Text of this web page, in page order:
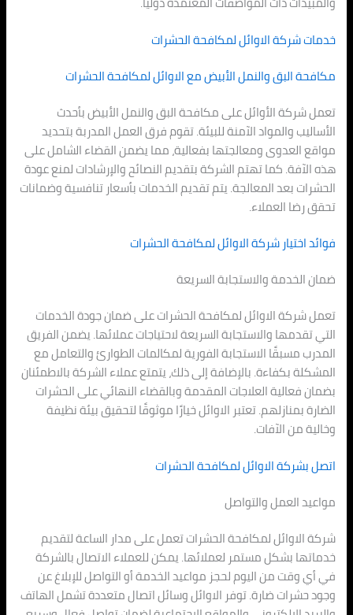
خدمات شركة الاوائل لمكافحة الحشرات
مكافحة البق والنمل الأبيض مع الاوائل لمكافحة الحشرات
تعمل شركة الأوائل على مكافحة البق والنمل الأبيض بأحدث
الأساليب والمواد الآمنة للبيئة. تقوم فرق العمل المدربة بتحديد
مواقع العدوى ومعالجتها بفعالية، مما يضمن القضاء الشامل على
هذه الآفة. كما تهتم الشركة بتقديم النصائح والإرشادات لمنع عودة
الحشرات بعد المعالجة. يتم تقديم الخدمات بأسعار تنافسية وضمانات
تحقق رضا العملاء.
فوائد اختيار شركة الاوائل لمكافحة الحشرات
ضمان الخدمة والاستجابة السريعة
تعمل شركة الاوائل لمكافحة الحشرات على ضمان جودة الخدمات
التي تقدمها والاستجابة السريعة لاحتياجات عملائها. يضمن الفريق
المدرب مسبقًا الاستجابة الفورية لمكالمات الطوارئ والتعامل مع
المشكلة بكفاءة. بالإضافة إلى ذلك، يتمتع عملاء الشركة بالاطمئنان
بضمان فعالية العلاجات المقدمة وبالقضاء النهائي على الحشرات
الضارة بمنازلهم. تعتبر الاوائل خيارًا موثوقًا لتحقيق بيئة نظيفة
وخالية من الآفات.
اتصل بشركة الاوائل لمكافحة الحشرات
مواعيد العمل والتواصل
شركة الاوائل لمكافحة الحشرات تعمل على مدار الساعة لتقديم
خدماتها بشكل مستمر لعملائها. يمكن للعملاء الاتصال بالشركة
في أي وقت من اليوم لحجز مواعيد الخدمة أو التواصل للإبلاغ عن
وجود حشرات ضارة. توفر الاوائل وسائل اتصال متعددة تشمل الهاتف